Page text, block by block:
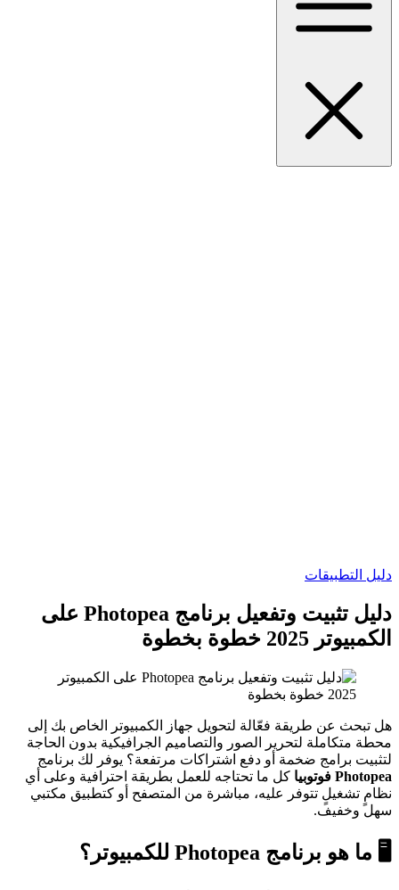
دليل التطبيقات
دليل تثبيت وتفعيل برنامج Photopea على
الكمبيوتر 2025 خطوة بخطوة
هل تبحث عن طريقة فعّالة لتحويل جهاز الكمبيوتر الخاص بك إلى
محطة متكاملة لتحرير الصور والتصاميم الجرافيكية بدون الحاجة
لتثبيت برامج ضخمة أو دفع اشتراكات مرتفعة؟ يوفر لك برنامج
Photopea فوتوبيا
كل ما تحتاجه للعمل بطريقة احترافية وعلى أي
نظامٍ تشغيلٍ تتوفر عليه، مباشرة من المتصفح أو كتطبيق مكتبي
سهل وخفيف.
🖥️ ما هو برنامج Photopea للكمبيوتر؟